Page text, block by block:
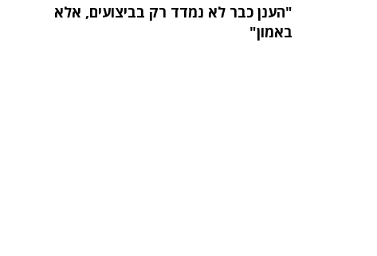
"הענן כבר לא נמדד רק בביצועים, אלא
באמון"